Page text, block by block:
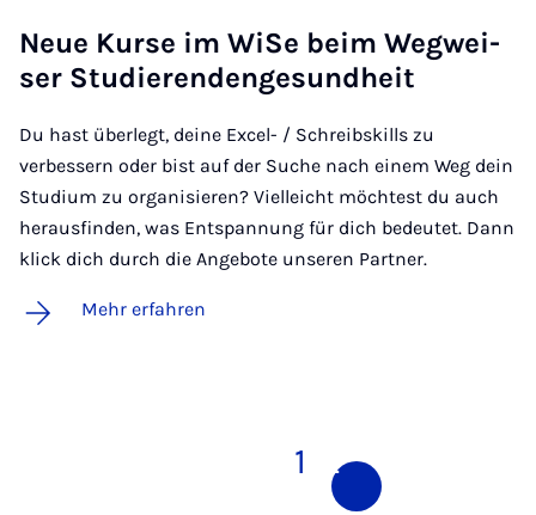
Neue Kur­se im Wi­Se beim Weg­wei­
ser Stu­die­ren­den­ge­sund­heit
Du hast überlegt, deine Excel- / Schreibskills zu
verbessern oder bist auf der Suche nach einem Weg dein
Studium zu organisieren? Vielleicht möchtest du auch
herausfinden, was Entspannung für dich bedeutet. Dann
klick dich durch die Angebote unseren Partner.
Mehr erfahren
1 2